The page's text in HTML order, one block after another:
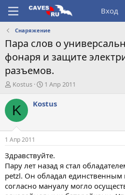
Вход
Снаряжение
Пара слов о
фонаря и защите
разъемов.
А
т
о
т
м
ы
Kostus
Д
т
а
л
1 Апр 2011
K Kostus
1 Апр 2011
Здравствуйте.
Пару лет назад я стал
petzl. Он обладал единственным
согласно мануалу могло